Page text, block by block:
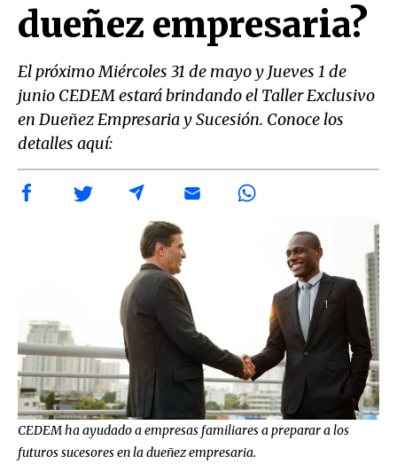
dueñez empresaria?
El próximo Miércoles 31 de mayo y Jueves 1 de
junio CEDEM estará brindando el Taller Exclusivo
en Dueñez Empresaria y Sucesión. Conoce los
detalles aquí:
CEDEM ha ayudado a empresas familiares a preparar a los
futuros sucesores en la dueñez empresaria.